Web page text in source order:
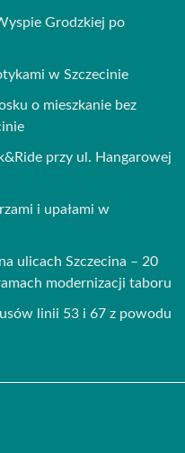
Grodzkiej po
w Szczecinie
o mieszkanie bez
przy ul. Hangarowej
i upałami w
ulicach Szczecina – 20
modernizacji taboru
linii 53 i 67 z powodu